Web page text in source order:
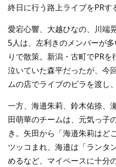
終日に行う路上ライブをPRす
愛宕心響、大越ひなの、川端
5人は、左利きのメンバーが
りで散策。新潟・古町でPR
泣いていた森平だったが、今
ムの店でライブのビラを渡し
一方、海邉朱莉、鈴木佑捺、
田萌華のチームは、元気っ子
き。矢田から「海邉朱莉はど
ツッコまれ、海邉は「ランタ
めるなど、マイペースに十分